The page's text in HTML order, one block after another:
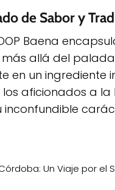
de Sabor y
Baena
allá del
en un
aficionados a
Un Viaje por el